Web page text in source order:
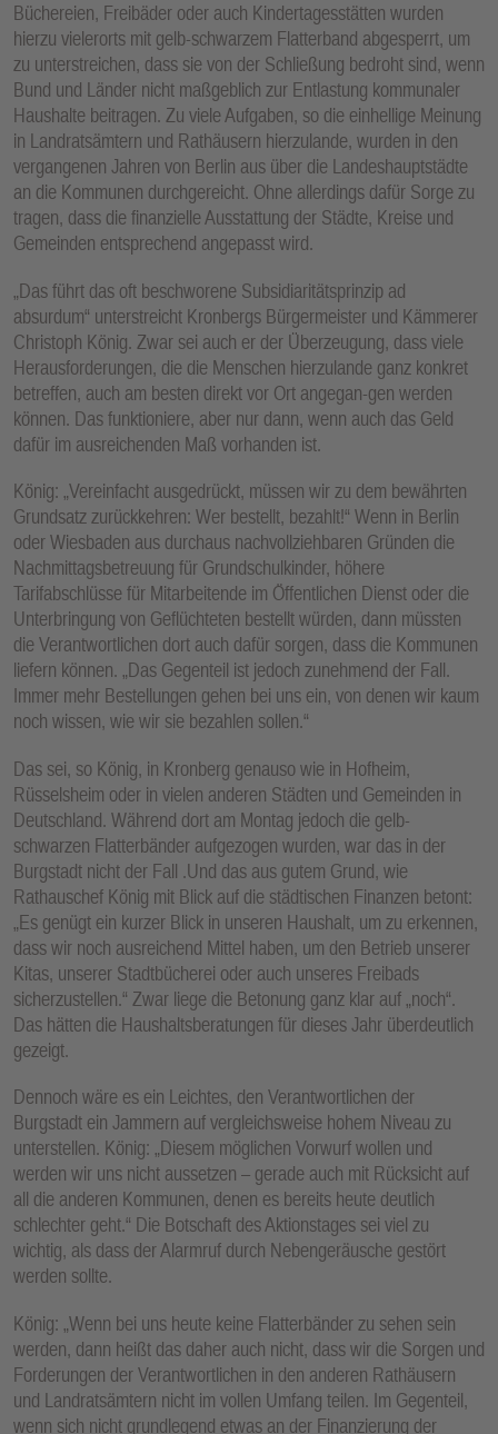
Büchereien, Freibäder oder auch Kindertagesstätten wurden
hierzu vielerorts mit gelb-schwarzem Flatterband abgesperrt, um
zu unterstreichen, dass sie von der Schließung bedroht sind, wenn
Bund und Länder nicht maßgeblich zur Entlastung kommunaler
Haushalte beitragen. Zu viele Aufgaben, so die einhellige Meinung
in Landratsämtern und Rathäusern hierzulande, wurden in den
vergangenen Jahren von Berlin aus über die Landeshauptstädte
an die Kommunen durchgereicht. Ohne allerdings dafür Sorge zu
tragen, dass die finanzielle Ausstattung der Städte, Kreise und
Gemeinden entsprechend angepasst wird.
„Das führt das oft beschworene Subsidiaritätsprinzip ad
absurdum“ unterstreicht Kronbergs Bürgermeister und Kämmerer
Christoph König. Zwar sei auch er der Überzeugung, dass viele
Herausforderungen, die die Menschen hierzulande ganz konkret
betreffen, auch am besten direkt vor Ort angegan-gen werden
können. Das funktioniere, aber nur dann, wenn auch das Geld
dafür im ausreichenden Maß vorhanden ist.
König: „Vereinfacht ausgedrückt, müssen wir zu dem bewährten
Grundsatz zurückkehren: Wer bestellt, bezahlt!“ Wenn in Berlin
oder Wiesbaden aus durchaus nachvollziehbaren Gründen die
Nachmittagsbetreuung für Grundschulkinder, höhere
Tarifabschlüsse für Mitarbeitende im Öffentlichen Dienst oder die
Unterbringung von Geflüchteten bestellt würden, dann müssten
die Verantwortlichen dort auch dafür sorgen, dass die Kommunen
liefern können. „Das Gegenteil ist jedoch zunehmend der Fall.
Immer mehr Bestellungen gehen bei uns ein, von denen wir kaum
noch wissen, wie wir sie bezahlen sollen.“
Das sei, so König, in Kronberg genauso wie in Hofheim,
Rüsselsheim oder in vielen anderen Städten und Gemeinden in
Deutschland. Während dort am Montag jedoch die gelb-
schwarzen Flatterbänder aufgezogen wurden, war das in der
Burgstadt nicht der Fall .Und das aus gutem Grund, wie
Rathauschef König mit Blick auf die städtischen Finanzen betont:
„Es genügt ein kurzer Blick in unseren Haushalt, um zu erkennen,
dass wir noch ausreichend Mittel haben, um den Betrieb unserer
Kitas, unserer Stadtbücherei oder auch unseres Freibads
sicherzustellen.“ Zwar liege die Betonung ganz klar auf „noch“.
Das hätten die Haushaltsberatungen für dieses Jahr überdeutlich
gezeigt.
Dennoch wäre es ein Leichtes, den Verantwortlichen der
Burgstadt ein Jammern auf vergleichsweise hohem Niveau zu
unterstellen. König: „Diesem möglichen Vorwurf wollen und
werden wir uns nicht aussetzen – gerade auch mit Rücksicht auf
all die anderen Kommunen, denen es bereits heute deutlich
schlechter geht.“ Die Botschaft des Aktionstages sei viel zu
wichtig, als dass der Alarmruf durch Nebengeräusche gestört
werden sollte.
König: „Wenn bei uns heute keine Flatterbänder zu sehen sein
werden, dann heißt das daher auch nicht, dass wir die Sorgen und
Forderungen der Verantwortlichen in den anderen Rathäusern
und Landratsämtern nicht im vollen Umfang teilen. Im Gegenteil,
wenn sich nicht grundlegend etwas an der Finanzierung der